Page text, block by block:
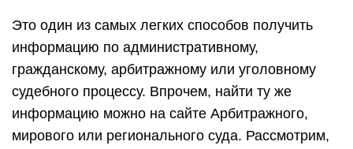
Это один из самых легких способов получить
информацию по административному,
гражданскому, арбитражному или уголовному
судебного процессу. Впрочем, найти ту же
информацию можно на сайте Арбитражного,
мирового или регионального суда. Рассмотрим,